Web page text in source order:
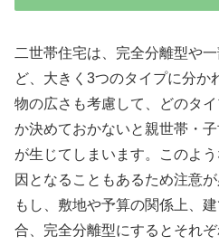
二世帯住宅は、完全分離型や
ど、大きく3つのタイプに分か
物の広さも考慮して、どのタ
か決めておかないと親世帯・
が生じてしまいます。このよ
因となることもあるため注意が
もし、敷地や予算の関係上、
合、完全分離型にするとそれ